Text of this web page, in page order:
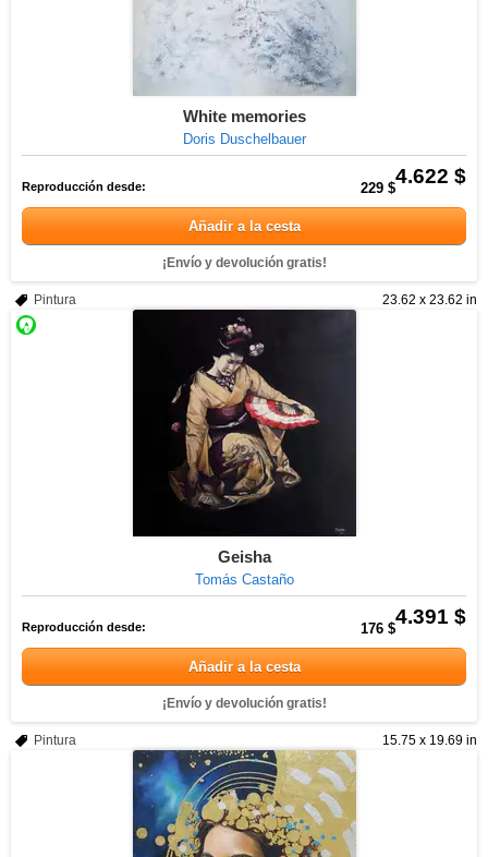
White memories
Doris Duschelbauer
4.622 $
Reproducción desde: 229 $
Añadir a la cesta
¡Envío y devolución gratis!
23.62 x 23.62 in
Pintura
Geisha
Tomás Castaño
4.391 $
Reproducción desde: 176 $
Añadir a la cesta
¡Envío y devolución gratis!
15.75 x 19.69 in
Pintura